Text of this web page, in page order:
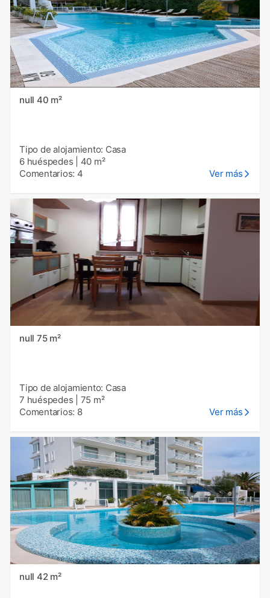
null 40 m²
Tipo de alojamiento: Casa
6 huéspedes
40 m²
Comentarios: 4
Ver más
null 75 m²
Tipo de alojamiento: Casa
7 huéspedes
75 m²
Comentarios: 8
Ver más
null 42 m²